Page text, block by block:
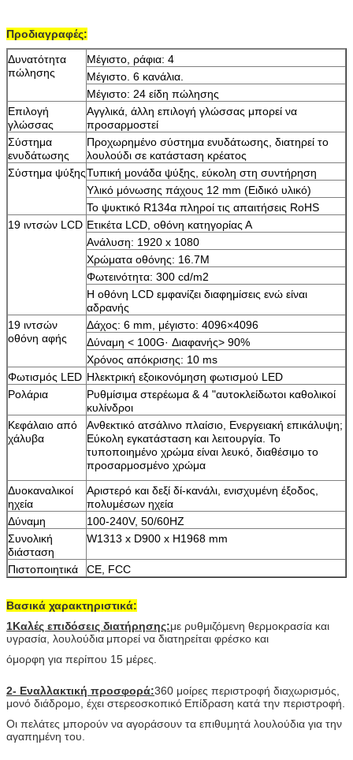
Αφήστε ένα μήνυμα
We bellen je snel terug!
υποβολή
Προδιαγραφές:
Δυνατότητα
πώλησης
Μέγιστο, ράφια: 4
Μέγιστο. 6 κανάλια.
Μέγιστο: 24 είδη πώλησης
Επιλογή
γλώσσας
Αγγλικά, άλλη επιλογή γλώσσας μπορεί να
προσαρμοστεί
Σύστημα
ενυδάτωσης
Προχωρημένο σύστημα ενυδάτωσης, διατηρεί το
λουλούδι σε κατάσταση κρέατος
Σύστημα ψύξηςΤυπική μονάδα ψύξης, εύκολη στη συντήρηση
Υλικό μόνωσης πάχους 12 mm (Ειδικό υλικό)
Το ψυκτικό R134α πληροί τις απαιτήσεις RoHS
19 ιντσών LCD Ετικέτα LCD, οθόνη κατηγορίας Α
Ανάλυση: 1920 x 1080
Χρώματα οθόνης: 16.7M
Φωτεινότητα: 300 cd/m2
Η οθόνη LCD εμφανίζει διαφημίσεις ενώ είναι
αδρανής
19 ιντσών
οθόνη αφής
Δάχος: 6 mm, μέγιστο: 4096×4096
Δύναμη < 100G· Διαφανής> 90%
Χρόνος απόκρισης: 10 ms
Φωτισμός LED Ηλεκτρική εξοικονόμηση φωτισμού LED
Ρολάρια
Ρυθμίσιμα στερέωμα & 4 "αυτοκλείδωτοι καθολικοί
κυλίνδροι
Κεφάλαιο από
χάλυβα
Ανθεκτικό ατσάλινο πλαίσιο, Ενεργειακή επικάλυψη;
Εύκολη εγκατάσταση και λειτουργία. Το
τυποποιημένο χρώμα είναι λευκό, διαθέσιμο το
προσαρμοσμένο χρώμα
Δυοκαναλικοί
ηχεία
Αριστερό και δεξί δί-κανάλι, ενισχυμένη έξοδος,
πολυμέσων ηχεία
Δύναμη
100-240V, 50/60HZ
Συνολική
διάσταση
W1313 x D900 x H1968 mm
Πιστοποιητικά CE, FCC
Βασικά χαρακτηριστικά:
1Καλές επιδόσεις διατήρησης:με ρυθμιζόμενη θερμοκρασία και
υγρασία, λουλούδια μπορεί να διατηρείται φρέσκο και
όμορφη για περίπου 15 μέρες.
2- Εναλλακτική προσφορά:360 μοίρες περιστροφή διαχωρισμός,
μονό διάδρομο, έχει στερεοσκοπικό Επίδραση κατά την περιστροφή.
Οι πελάτες μπορούν να αγοράσουν τα επιθυμητά λουλούδια για την
αγαπημένη του.